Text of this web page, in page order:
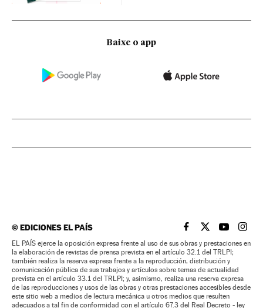
Baixe o app
©EDICIONES EL PAÍS EL PAÍS BRASIL EN
EL PAÍSEL PAÍS
EL
EL PAÍS ejerce la oposición expresa frente al uso de sus obras y prestaciones en
la elaboración de revistas de prensa prevista en el artículo 32.1 del TRLPI;
también realiza la reserva expresa frente a la reproducción, distribución y
comunicación pública de sus trabajos y artículos sobre temas de actualidad
prevista en el artículo 33.1 del TRLPI; y, asimismo, realiza una reserva expresa
de las reproducciones y usos de las obras y otras prestaciones accesibles desde
este sitio web a medios de lectura mecánica u otros medios que resulten
adecuados a tal fin de conformidad con el artículo 67.3 del Real Decreto - ley